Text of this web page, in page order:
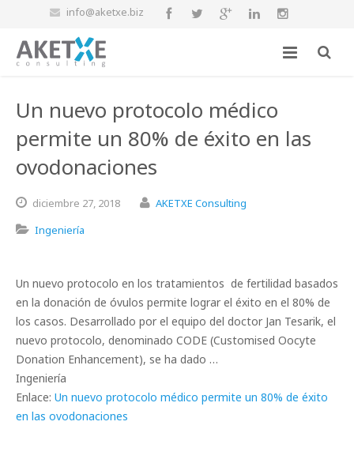
info@aketxe.biz
Un nuevo protocolo médico
permite un 80% de éxito en las
ovodonaciones
diciembre 27, 2018
AKETXE Consulting
Ingeniería
Un nuevo protocolo en los tratamientos de fertilidad basados
en la donación de óvulos permite lograr el éxito en el 80% de
los casos. Desarrollado por el equipo del doctor Jan Tesarik, el
nuevo protocolo, denominado CODE (Customised Oocyte
Donation Enhancement), se ha dado …
Ingeniería
Enlace: Un nuevo protocolo médico permite un 80% de éxito
en las ovodonaciones